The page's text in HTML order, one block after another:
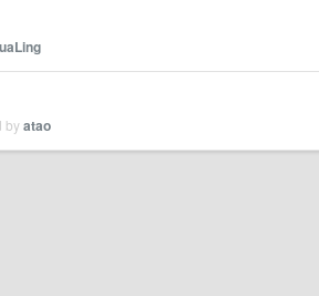
byatao